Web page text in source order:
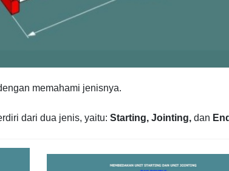
memahami jenisnya.
dari dua jenis, yaitu: Starting, Jointing, dan End